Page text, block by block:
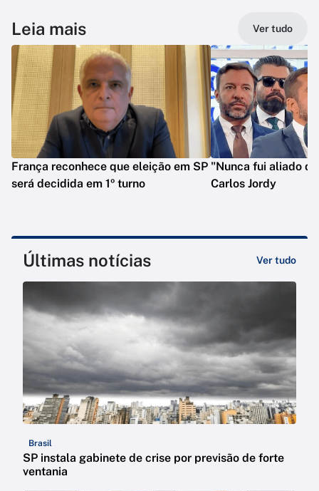
Leia mais Ver tudo
França reconhece que eleição em SP
será decidida em 1º turno
"Nunca fui aliado
Carlos Jordy
Últimas notícias Ver tudo
Brasil
SP instala gabinete de crise por previsão de forte
ventania